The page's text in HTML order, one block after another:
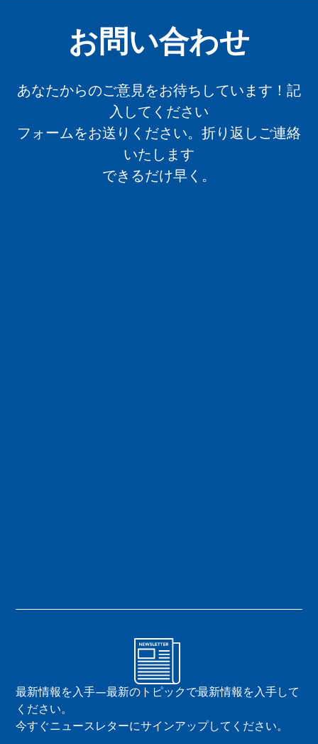
お問い合わせ
あなたからのご意見をお待ちしています！記
入してください
フォームをお送りください。折り返しご連絡
いたします
できるだけ早く。
最新情報を入手—最新のトピックで最新情報を入手して
ください。
今すぐニュースレターにサインアップしてください。